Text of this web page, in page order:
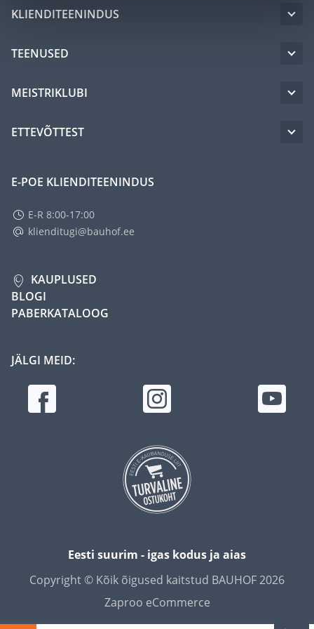
KLIENDITEENINDUS
TEENUSED
MEISTRIKLUBI
ETTEVÕTTEST
E-POE KLIENDITEENINDUS
E-R 8:00-17:00
klienditugi@bauhof.ee
KAUPLUSED
BLOGI
PABERKATALOOG
JÄLGI MEID:
Eesti suurim - igas kodus ja aias
Copyright © Kõik õigused kaitstud BAUHOF 2026
Zaproo eCommerce